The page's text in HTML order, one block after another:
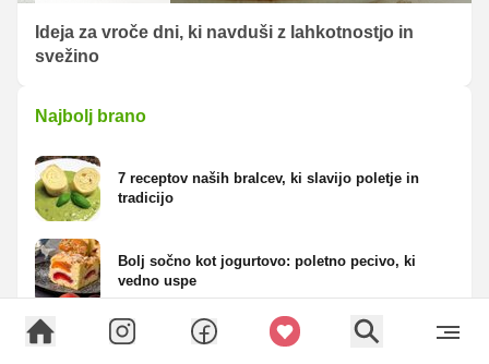
Ideja za vroče dni, ki navduši z lahkotnostjo in
svežino
Najbolj brano
7 receptov naših bralcev, ki slavijo poletje in
tradicijo
Bolj sočno kot jogurtovo: poletno pecivo, ki
vedno uspe
Klasična panada odpade: tako Italijani pripravijo